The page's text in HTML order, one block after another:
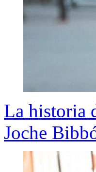
La historia
Joche